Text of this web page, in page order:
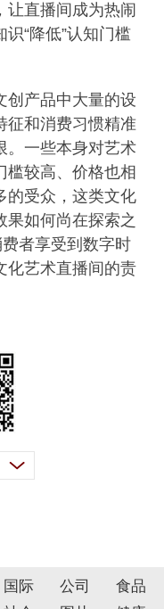
让直播间成为热闹
“降低”认知门槛
产品中大量的设
征和消费习惯精准
。一些本身对艺术
槛较高、价格也相
的受众，这类文化
果如何尚在探索之
者享受到数字时
化艺术直播间的责
国际 公司
食品